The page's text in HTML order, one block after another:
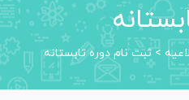
> ثبت نام دوره تابستانه